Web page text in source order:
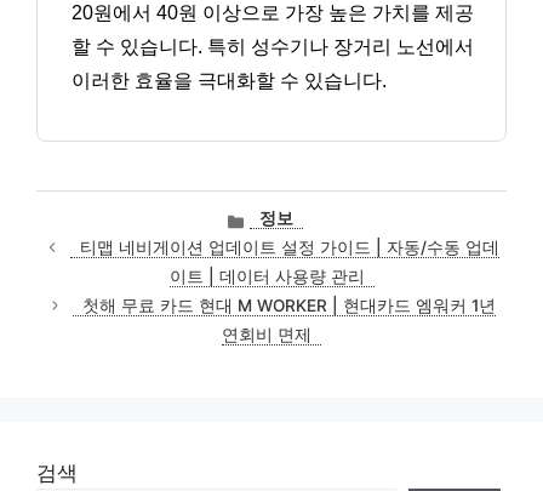
20원에서 40원 이상으로 가장 높은 가치를 제공
할 수 있습니다. 특히 성수기나 장거리 노선에서
이러한 효율을 극대화할 수 있습니다.
카
테
고
리
정보
티맵 네비게이션 업데이트 설정 가이드 | 자동/수동 업데
이트 | 데이터 사용량 관리
첫해 무료 카드 현대 M WORKER | 현대카드 엠워커 1년
연회비 면제
검색